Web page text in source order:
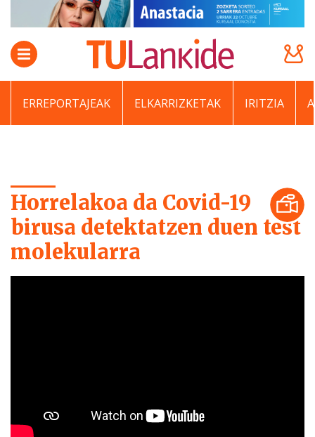
ERREPORTAJEAK ELKARRIZKETAK IRITZIA
Horrelakoa da Covid-19
birusa detektatzen duen test
molekularra